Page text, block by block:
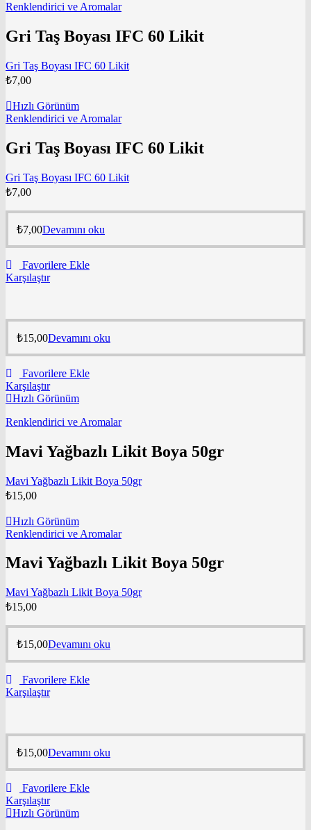
Renklendirici ve Aromalar
Gri Taş Boyası IFC 60 Likit
Gri Taş Boyası IFC 60 Likit
₺7,00
Hızlı Görünüm
Renklendirici ve Aromalar
Gri Taş Boyası IFC 60 Likit
Gri Taş Boyası IFC 60 Likit
₺7,00
₺7,00Devamını oku
Favorilere Ekle
Karşılaştır
₺15,00Devamını oku
Favorilere Ekle
Karşılaştır
Hızlı Görünüm
Renklendirici ve Aromalar
Mavi Yağbazlı Likit Boya 50gr
Mavi Yağbazlı Likit Boya 50gr
₺15,00
Hızlı Görünüm
Renklendirici ve Aromalar
Mavi Yağbazlı Likit Boya 50gr
Mavi Yağbazlı Likit Boya 50gr
₺15,00
₺15,00Devamını oku
Favorilere Ekle
Karşılaştır
₺15,00Devamını oku
Favorilere Ekle
Karşılaştır
Hızlı Görünüm